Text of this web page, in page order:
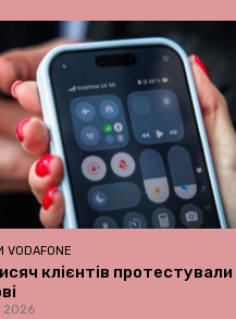
клієнтів протестували
2026